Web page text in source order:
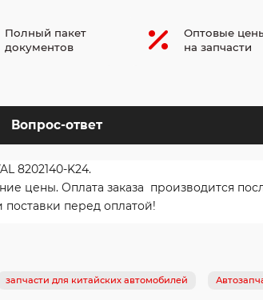
Полный пакет
документов
Оптовые
на запчасти
Вопрос-ответ
8202140-K24.
цены. Оплата заказа производится
поставки перед оплатой!
запчасти для китайских автомобилей